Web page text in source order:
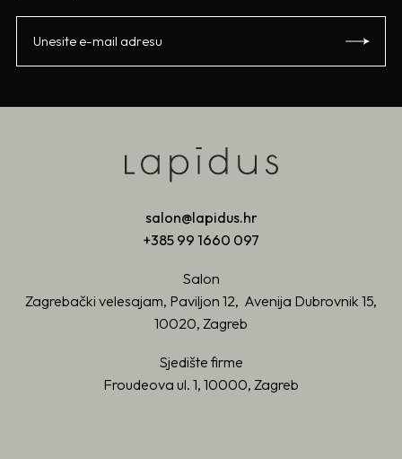
salon@lapidus.hr
+385 99 1660 097
Salon
Zagrebački velesajam, Paviljon 12, Avenija Dubrovnik 15,
10020, Zagreb
Sjedište firme
Froudeova ul. 1, 10000, Zagreb